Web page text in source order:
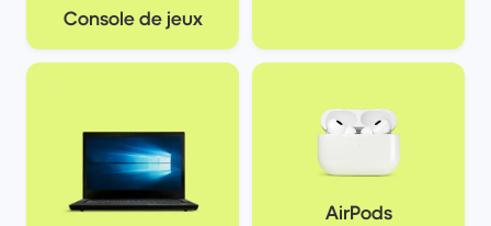
Console de jeux
AirPods